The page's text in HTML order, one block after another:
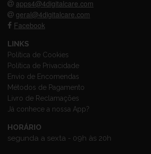
apps4@4digitalcare.com
geral@4digitalcare.com
Facebook
LINKS
Política de Cookies
Política de Privacidade
Envio de Encomendas
Métodos de Pagamento
Livro de Reclamações
Já conhece a nossa App?
HORÁRIO
segunda a sexta - 09h às 20h